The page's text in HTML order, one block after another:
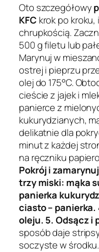
Oto szczegółowy
KFC krok po
chrupkością.
500 g filetu lub
Marynuj w
ostrej i pieprzu
olej do 175°C.
cieście z jajek i
panierce z
kukurydzianych,
delikatnie dla
minut z każdej
na ręczniku
Pokrój i
trzy miski: mąka
panierka
ciasto – panierka.
oleju. 5. Odsącz i
sposób daje
soczyste w środku.